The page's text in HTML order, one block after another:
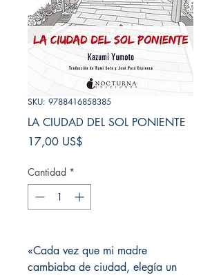
SKU: 9788416858385
LA CIUDAD DEL SOL PONIENTE
17,00 US$
Cantidad *
«Cada vez que mi madre
cambiaba de ciudad, elegía un